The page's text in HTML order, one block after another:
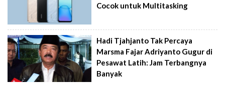
Cocok untuk Multitasking
Hadi Tjahjanto Tak Percaya
Marsma Fajar Adriyanto Gugur di
Pesawat Latih: Jam Terbangnya
Banyak